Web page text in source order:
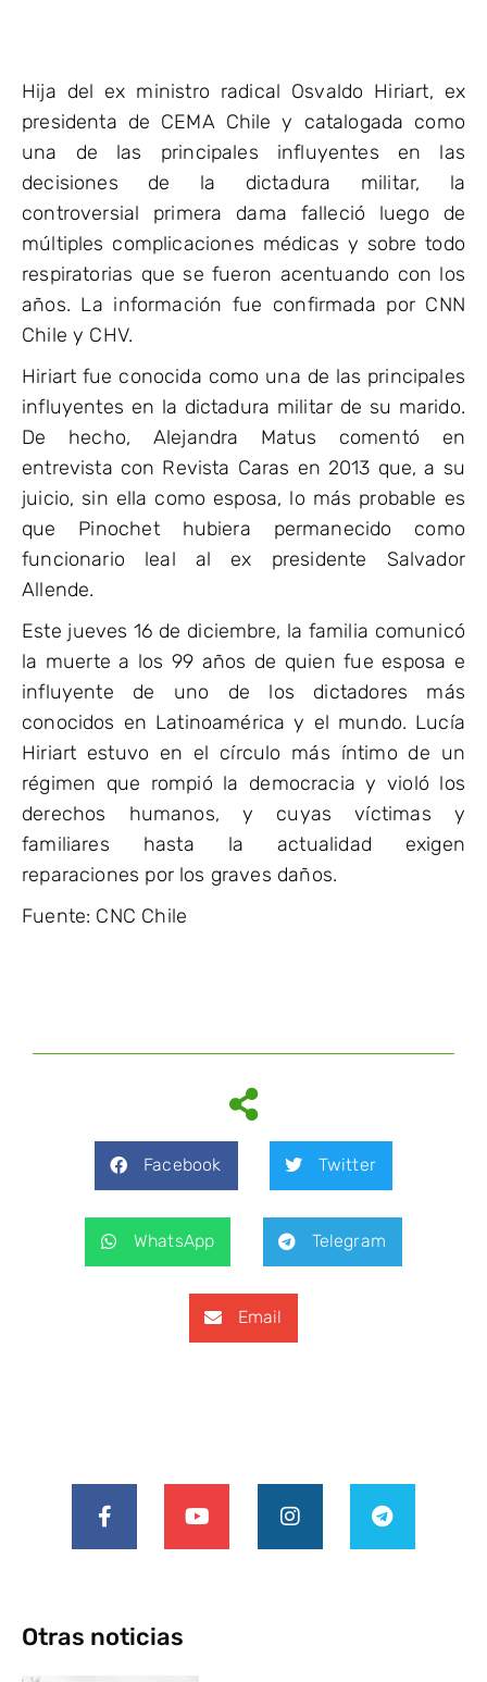
Hija del ex ministro radical Osvaldo Hiriart, ex
presidenta de CEMA Chile y catalogada como
una de las principales influyentes en las
decisiones de la dictadura militar, la
controversial primera dama falleció luego de
múltiples complicaciones médicas y sobre todo
respiratorias que se fueron acentuando con los
años. La información fue confirmada por CNN
Chile y CHV.
Hiriart fue conocida como una de las principales
influyentes en la dictadura militar de su marido.
De hecho, Alejandra Matus comentó en
entrevista con Revista Caras en 2013 que, a su
juicio, sin ella como esposa, lo más probable es
que Pinochet hubiera permanecido como
funcionario leal al ex presidente Salvador
Allende.
Este jueves 16 de diciembre, la familia comunicó
la muerte a los 99 años de quien fue esposa e
influyente de uno de los dictadores más
conocidos en Latinoamérica y el mundo. Lucía
Hiriart estuvo en el círculo más íntimo de un
régimen que rompió la democracia y violó los
derechos humanos, y cuyas víctimas y
familiares hasta la actualidad exigen
reparaciones por los graves daños.
Fuente: CNC Chile
Facebook Twitter
WhatsApp Telegram
Email
Otras noticias